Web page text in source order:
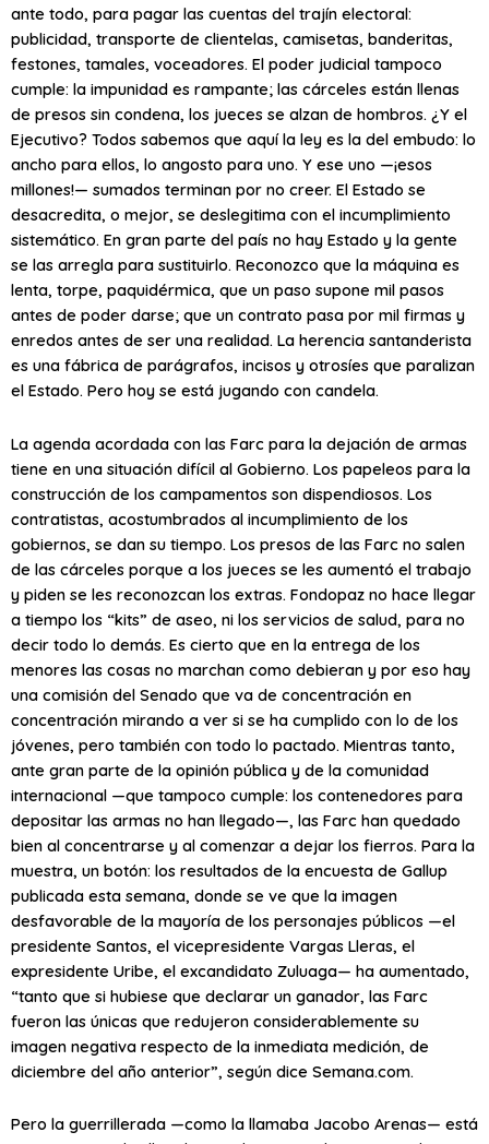
ante todo, para pagar las cuentas del trajín electoral:
publicidad, transporte de clientelas, camisetas, banderitas,
festones, tamales, voceadores. El poder judicial tampoco
cumple: la impunidad es rampante; las cárceles están llenas
de presos sin condena, los jueces se alzan de hombros. ¿Y el
Ejecutivo? Todos sabemos que aquí la ley es la del embudo: lo
ancho para ellos, lo angosto para uno. Y ese uno —¡esos
millones!— sumados terminan por no creer. El Estado se
desacredita, o mejor, se deslegitima con el incumplimiento
sistemático. En gran parte del país no hay Estado y la gente
se las arregla para sustituirlo. Reconozco que la máquina es
lenta, torpe, paquidérmica, que un paso supone mil pasos
antes de poder darse; que un contrato pasa por mil firmas y
enredos antes de ser una realidad. La herencia santanderista
es una fábrica de parágrafos, incisos y otrosíes que paralizan
el Estado. Pero hoy se está jugando con candela.
La agenda acordada con las Farc para la dejación de armas
tiene en una situación difícil al Gobierno. Los papeleos para la
construcción de los campamentos son dispendiosos. Los
contratistas, acostumbrados al incumplimiento de los
gobiernos, se dan su tiempo. Los presos de las Farc no salen
de las cárceles porque a los jueces se les aumentó el trabajo
y piden se les reconozcan los extras. Fondopaz no hace llegar
a tiempo los “kits” de aseo, ni los servicios de salud, para no
decir todo lo demás. Es cierto que en la entrega de los
menores las cosas no marchan como debieran y por eso hay
una comisión del Senado que va de concentración en
concentración mirando a ver si se ha cumplido con lo de los
jóvenes, pero también con todo lo pactado. Mientras tanto,
ante gran parte de la opinión pública y de la comunidad
internacional —que tampoco cumple: los contenedores para
depositar las armas no han llegado—, las Farc han quedado
bien al concentrarse y al comenzar a dejar los fierros. Para la
muestra, un botón: los resultados de la encuesta de Gallup
publicada esta semana, donde se ve que la imagen
desfavorable de la mayoría de los personajes públicos —el
presidente Santos, el vicepresidente Vargas Lleras, el
expresidente Uribe, el excandidato Zuluaga— ha aumentado,
“tanto que si hubiese que declarar un ganador, las Farc
fueron las únicas que redujeron considerablemente su
imagen negativa respecto de la inmediata medición, de
diciembre del año anterior”, según dice Semana.com.
Pero la guerrillerada —como la llamaba Jacobo Arenas— está